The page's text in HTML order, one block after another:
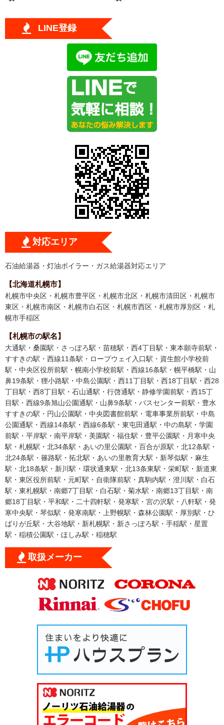
LINE登録
対応エリア
石油給湯器・灯油ボイラー・ガス給湯器対応エリア
【北海道札幌市】
札幌市中央区・札幌市豊平区・札幌市北区・札幌市清田区・札幌市
東区・札幌市南区・札幌市白石区・札幌市西区・札幌市厚別区・札
幌市手稲区
【札幌市の駅名】
大通駅・桑園駅・さっぽろ駅・苗穂駅・西4丁目駅・東本願寺前駅・
すすきの駅・西線11条駅・ロープウェイ入口駅・資生館小学校前
駅・中央区役所前駅・幌南小学校前駅・西線16条駅・幌平橋駅・山
鼻19条駅・狸小路駅・中島公園駅・西11丁目駅・西18丁目駅・西28
丁目駅・西8丁目駅・石山通駅・行啓通駅・静修学園前駅・西15丁
目駅・西線9条旭山公園通駅・山鼻9条駅・バスセンター前駅・豊水
すすきの駅・円山公園駅・中央図書館前駅・電車事業所前駅・中島
公園通駅・西線14条駅・西線6条駅・東屯田通駅・中の島駅・学園
前駅・平岸駅・南平岸駅・美園駅・福住駅・豊平公園駅・月寒中央
駅・札幌駅・北34条駅・あいの里公園駅・百合が原駅・北12条駅・
北24条駅・篠路駅・拓北駅・あいの里教育大駅・新琴似駅・麻生
駅・北18条駅・新川駅・環状通東駅・北13条東駅・栄町駅・新道東
駅・東区役所前駅・元町駅・自衛隊前駅・真駒内駅・澄川駅・白石
駅・東札幌駅・南郷7丁目駅・白石駅・菊水駅・南郷13丁目駅・南
郷18丁目駅・平和駅・二十四軒駅・発寒駅・宮の沢駅・八軒駅・発
寒中央駅・琴似駅・発寒南駅・上野幌駅・森林公園駅・厚別駅・ひ
ばりが丘駅・大谷地駅・新札幌駅・新さっぽろ駅・手稲駅・星置
駅・稲積公園駅・ほしみ駅・稲穂駅
取扱メーカー